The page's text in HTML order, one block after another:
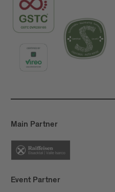
Main Partner
Event Partner